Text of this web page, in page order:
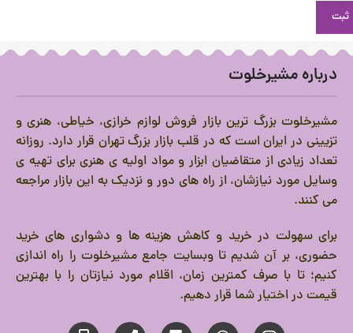
درباره مشیرخلوت
مشیرخلوت بزرگ ترین بازار فروش لوازم خرازی، خیاطی، هنری و
تزیینی در ایران است که در قلب بازار بزرگ تهران قرار دارد. روزانه
تعداد زیادی از متقاضیان ابزار و مواد اولیه ی هنری برای تهیه ی
وسایل مورد نیازشان، از راه های دور و نزدیک به این بازار مراجعه
می کنند.
برای سهولت در خرید و کاهش هزینه ها و دشواری های خرید
حضوری، بر آن شدیم تا وبسایت جامع مشیرخلوت را راه اندازی
کنیم؛ تا با صرف کمترین زمان، اقلام مورد نیازتان را با بهترین
قیمت در اختیار شما قرار دهیم.